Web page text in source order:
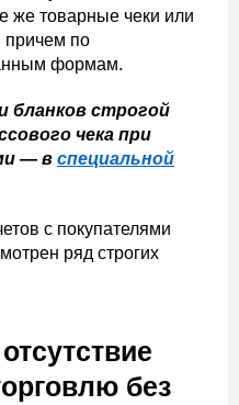
же товарные чеки или
причем по
формам.
бланков строгой
чека при
— в специальной
с покупателями
ряд строгих
без